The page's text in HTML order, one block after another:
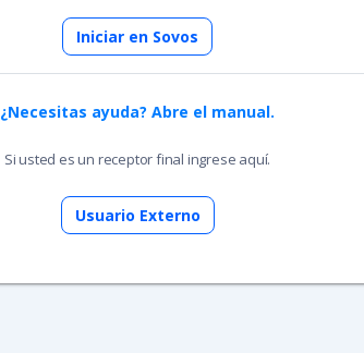
Iniciar en Sovos
¿Necesitas ayuda? Abre el manual.
Si usted es un receptor final ingrese aquí.
Usuario Externo